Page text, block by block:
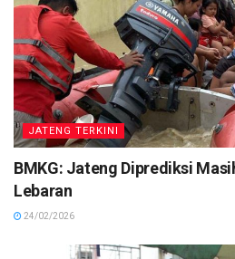
JATENG TERKINI
BMKG: Jateng Diprediksi
Lebaran
24/02/2026